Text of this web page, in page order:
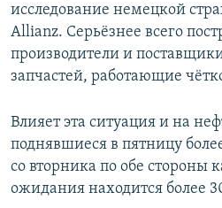
исследование немецкой
Allianz. Серьёзнее всего
производители и
запчастей, работающие
Влияет эта ситуация и на
поднявшиеся в пятницу
со вторника по обе стороны
ожидания находится более